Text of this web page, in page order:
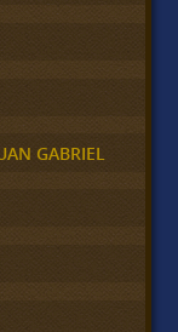
GABRIEL